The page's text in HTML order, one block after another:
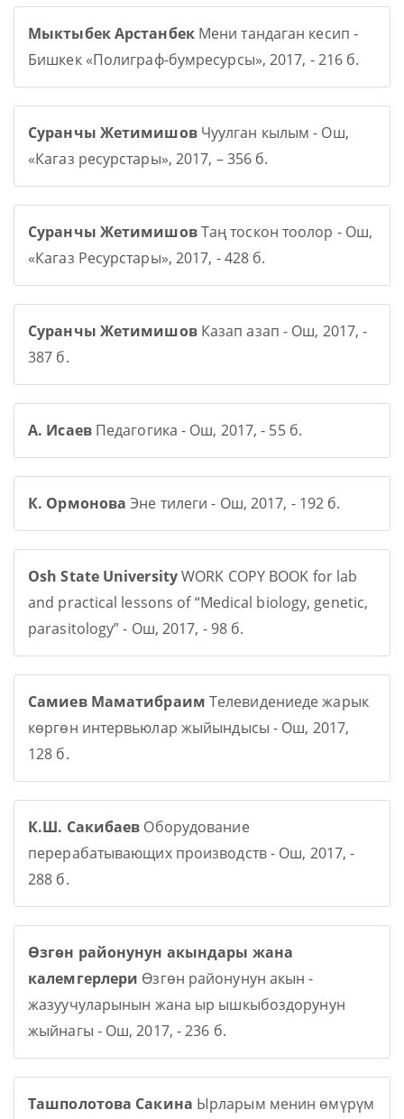
Мыктыбек АрстанбекМени тандаган кесип -
Бишкек «Полиграф-бумресурсы», 2017, - 216 б.
Суранчы ЖетимишовЧуулган кылым - Ош,
«Кагаз ресурстары», 2017, – 356 б.
Суранчы ЖетимишовТаң тоскон тоолор - Ош,
«Кагаз Ресурстары», 2017, - 428 б.
Суранчы ЖетимишовКазап азап - Ош, 2017, -
387 б.
А. ИсаевПедагогика - Ош, 2017, - 55 б.
К. Ормонова Эне тилеги - Ош, 2017, - 192 б.
Osh State UniversityWORK COPY BOOK for lab
and practical lessons of “Medical biology, genetic,
parasitology” - Ош, 2017, - 98 б.
Самиев Маматибраим Телевидениеде жарык
көргөн интервьюлар жыйындысы - Ош, 2017,
128 б.
К.Ш. Сакибаев Оборудование
перерабатывающих производств - Ош, 2017, -
288 б.
Өзгөн районунун акындары жана
калемгерлери Өзгөн районунун акын -
жазуучуларынын жана ыр ышкыбоздорунун
жыйнагы - Ош, 2017, - 236 б.
Ташполотова Сакина Ырларым менин өмүрүм